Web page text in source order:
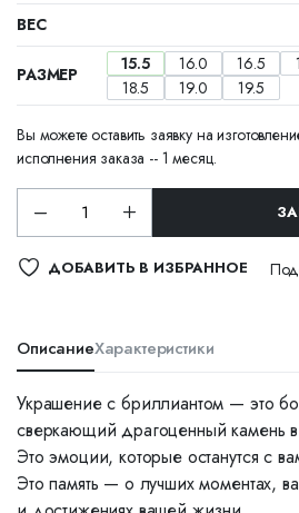
ВЕС
РАЗМЕР 15.5 16.0 16.5
18.5
19.0 19.5
Вы можете оставить заявку на
исполнения заказа -- 1 месяц.
ДОБАВИТЬ В ИЗБРАННОЕ
ОписаниеХарактеристики
Украшение с бриллиантом — это
сверкающий драгоценный камень
Это эмоции, которые останутся с
Это память — о лучших моментах,